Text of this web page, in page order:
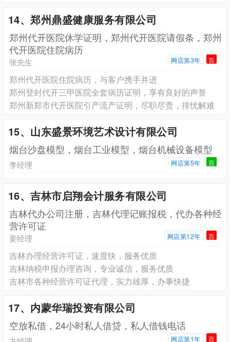
14、郑州鼎盛健康服务有限公司
郑州代开医院休学证明，郑州代开医院请假条，郑州
代开医院住院病历
张先生 网店第3年 百
郑州代开医院住院病历，与客户携手并进
郑州登封代开三甲医院全套病历证明，享有良好的声誉
郑州新郑市代开医院引产流产证明，尽职尽责，排忧解难
15、山东盛景环境艺术设计有限公司
烟台沙盘模型，烟台工业模型，烟台机械设备模型
李经理 网店第5年 百
16、吉林市启翔会计服务有限公司
吉林代办公司注册，吉林代理记账报税，代办各种经
营许可证
姜经理 网店第12年 百
吉林办理经营许可证，速度快，服务优质
吉林纳税申报办理咨询，专业诚信，服务优质
吉林市各种经营许可证代理，实力雄厚，办事快捷
17、内蒙华瑞投资有限公司
空放私借，24小时私人借贷，私人借钱电话
网店第1年 百